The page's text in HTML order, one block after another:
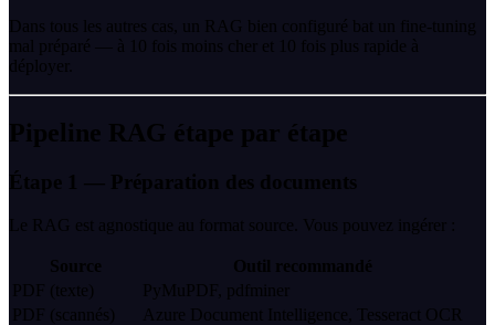
Dans tous les autres cas, un RAG bien configuré bat un fine-tuning
mal préparé — à 10 fois moins cher et 10 fois plus rapide à
déployer.
Pipeline RAG étape par étape
Étape 1 — Préparation des documents
Le RAG est agnostique au format source. Vous pouvez ingérer :
Source
Outil recommandé
PDF (texte)
PyMuPDF, pdfminer
PDF (scannés)
Azure Document Intelligence, Tesseract OCR